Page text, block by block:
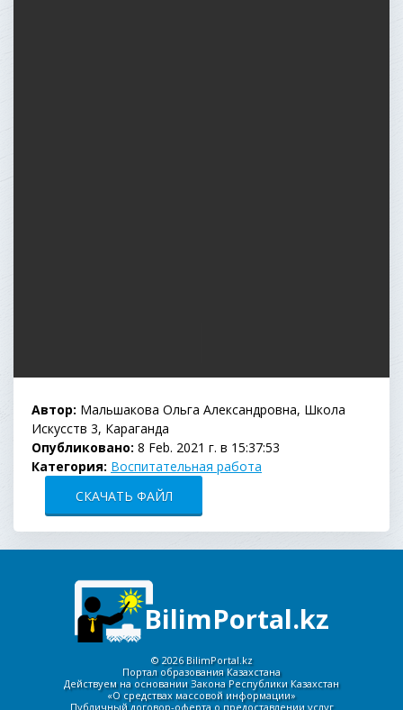
Автор: Мальшакова Ольга Александровна, Школа
Искусств 3, Караганда
Опубликовано: 8 Feb. 2021 г. в 15:37:53
Категория: Воспитательная работа
СКАЧАТЬ ФАЙЛ
BilimPortal.kz
©2026 BilimPortal.kz
Портал образования Казахстана
Действуем на основании Закона Республики Казахстан
«О средствах массовой информации»
Публичный договор-оферта о предоставлении услуг